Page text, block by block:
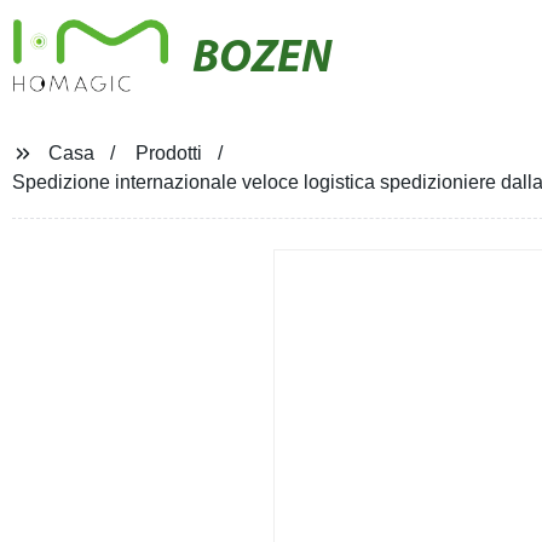
BOZEN
Casa
Prodotti
Spedizione internazionale veloce logistica spedizioniere